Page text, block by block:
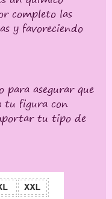
completo las
y favoreciendo
para asegurar que
tu figura con
tu tipo de